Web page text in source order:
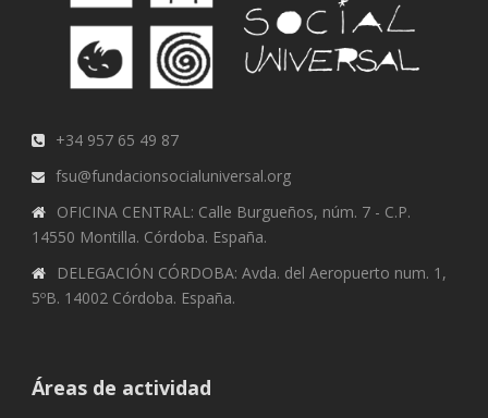
+34 957 65 49 87
fsu@fundacionsocialuniversal.org
OFICINA CENTRAL: Calle Burgueños, núm. 7 - C.P.
14550 Montilla. Córdoba. España.
DELEGACIÓN CÓRDOBA: Avda. del Aeropuerto num. 1,
5ºB. 14002 Córdoba. España.
Áreas de actividad